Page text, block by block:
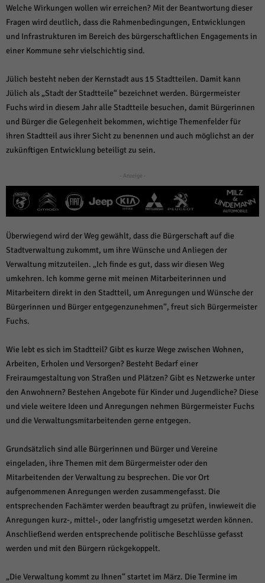
Welche Wirkungen wollen wir erreichen? Mit der Beantwortung dieser
Fragen wird deutlich, dass die Rahmenbedingungen, Entwicklungen
und Infrastrukturen im Bereich des bürgerschaftlichen Engagements in
einer Kommune sehr vielschichtig sind.
Jülich besteht neben der Kernstadt aus 15 Stadtteilen. Damit kann
Jülich als „Stadt der Stadtteile“ bezeichnet werden. Bürgermeister
Fuchs wird in diesem Jahr alle Stadtteile besuchen, damit Bürgerinnen
und Bürger die Gelegenheit bekommen, wichtige Themenfelder für
ihren Stadtteil aus ihrer Sicht zu benennen und auch möglichst an der
zukünftigen Entwicklung beteiligt zu sein.
- Anzeige -
Überwiegend wird der Weg gewählt, dass die Bürgerschaft auf die
Stadtverwaltung zukommt, um ihre Wünsche und Anliegen der
Verwaltung mitzuteilen. „Ich finde es gut, dass wir diesen Weg
umkehren. Ich komme gerne mit meinen Mitarbeiterinnen und
Mitarbeitern direkt in den Stadtteil, um Anregungen und Wünsche der
Bürgerinnen und Bürger entgegenzunehmen“, freut sich Bürgermeister
Fuchs.
Wie lebt es sich im Stadtteil? Gibt es kurze Wege zwischen Wohnen,
Arbeiten, Erholen und Versorgen? Besteht Bedarf einer
Freiraumgestaltung von Straßen und Plätzen? Gibt es Netzwerke unter
den Anwohnern? Bestehen Angebote für Kinder und Jugendliche? Diese
und viele weitere Ideen und Anregungen nehmen Bürgermeister Fuchs
und die Verwaltungsmitarbeitenden gerne entgegen.
Grundsätzlich sind alle Bürgerinnen und Bürger und Vereine
eingeladen, ihre Themen mit dem Bürgermeister oder den
Mitarbeitenden der Verwaltung zu besprechen. Die vor Ort
aufgenommenen Anregungen werden zusammengefasst. Die
entsprechenden Fachämter werden beauftragt zu prüfen, inwieweit die
Anregungen kurz-, mittel-, oder langfristig umgesetzt werden können.
Anschließend werden entsprechende politische Beschlüsse gefasst
werden und mit den Bürgern rückgekoppelt.
„Die Verwaltung kommt zu Ihnen“ startet im März. Die Termine im
auswählen.
Alle akzeptieren Speichern und weiter
Datenschutzeinstellungen
Essenziell (1)
Essenzielle Cookies ermöglichen grundlegende Funktionen und sind für die
einwandfreie Funktion der Website erforderlich.
Statistiken (1)
Statistik Cookies erfassen Informationen anonym. Diese Informationen helfen
uns zu verstehen, wie unsere Besucher unsere Website nutzen.
Cookie-Informationen anzeigen
Marketing-Cookies werden von Drittanbietern oder Publishern verwendet,
um personalisierte Werbung anzuzeigen. Sie tun dies, indem sie Besucher
über Websites hinweg verfolgen.
Cookie-Informationen anzeigen
Externe Medien (6)
werden, bedarf der Zugriff auf diese Inhalte keiner manuellen Einwilligung
Cookie-Informationen anzeigen
powered by Borlabs Cookie Datenschutzerklärung Impressum